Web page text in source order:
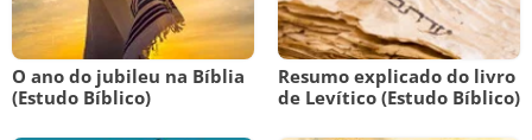
O ano do jubileu na Bíblia
(Estudo Bíblico)
Resumo explicado do livro
de Levítico (Estudo Bíblico)